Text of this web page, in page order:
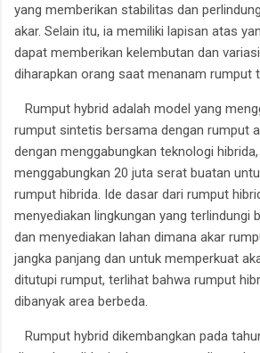
yang memberikan stabilitas dan
akar. Selain itu, ia memiliki lapisan atas
dapat memberikan kelembutan dan
diharapkan orang saat menanam rumput
Rumput hybrid adalah model yang
rumput sintetis bersama dengan rumput
dengan menggabungkan teknologi
menggabungkan 20 juta serat buatan
rumput hibrida. Ide dasar dari rumput
menyediakan lingkungan yang terlindungi
dan menyediakan lahan dimana akar
jangka panjang dan untuk memperkuat
ditutupi rumput, terlihat bahwa rumput
dibanyak area berbeda.
Rumput hybrid dikembangkan pada